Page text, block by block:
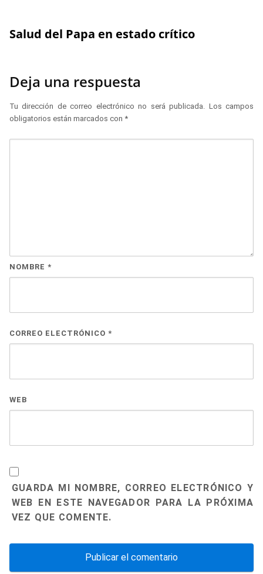
Salud del Papa en estado crítico
Deja una respuesta
Tu dirección de correo electrónico no será publicada.
Los campos
obligatorios están marcados con *
NOMBRE *
CORREO ELECTRÓNICO *
WEB
GUARDA MI NOMBRE, CORREO ELECTRÓNICO Y
WEB EN ESTE NAVEGADOR PARA LA PRÓXIMA
VEZ QUE COMENTE.